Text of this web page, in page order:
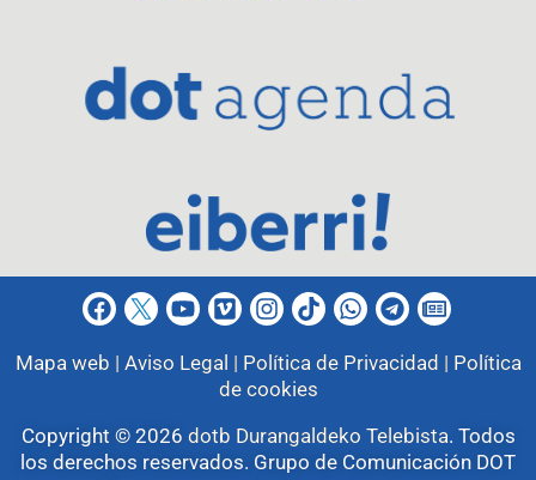
Mapa web | Aviso Legal | Política de Privacidad | Política
de cookies
Copyright © 2026 dotb Durangaldeko Telebista. Todos
los derechos reservados. Grupo de Comunicación DOT